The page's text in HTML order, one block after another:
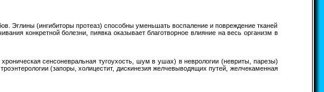
Эглины (ингибиторы протеаз) способны уменьшать воспаление и повреждение тканей
конкретной болезни, пиявка оказывает благотворное влияние на весь организм в
сенсоневральная тугоухость, шум в ушах) в неврологии (невриты, парезы)
(запоры, холицестит, дискинезия желчевыводящих путей, желчекаменная